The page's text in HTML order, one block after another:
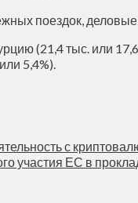
поездок, деловые
(21,4 тыс. или
5,4%).
с
участия ЕС в